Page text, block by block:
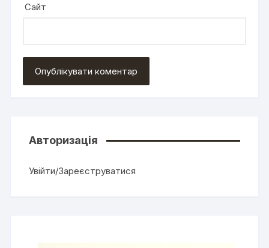
Сайт
Авторизація
Увійти/Зареєструватися